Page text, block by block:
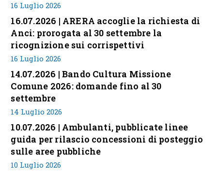
16 Luglio 2026
16.07.2026 | ARERA accoglie la richiesta di
Anci: prorogata al 30 settembre la
ricognizione sui corrispettivi
16 Luglio 2026
14.07.2026 | Bando Cultura Missione
Comune 2026: domande fino al 30
settembre
14 Luglio 2026
10.07.2026 | Ambulanti, pubblicate linee
guida per rilascio concessioni di posteggio
sulle aree pubbliche
10 Luglio 2026